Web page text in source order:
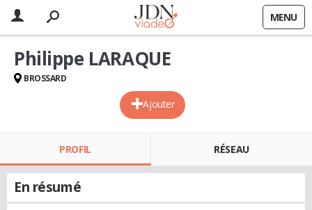
MENU
Ajouter
Philippe LARAQUE
BROSSARD
PROFIL RÉSEAU
En résumé